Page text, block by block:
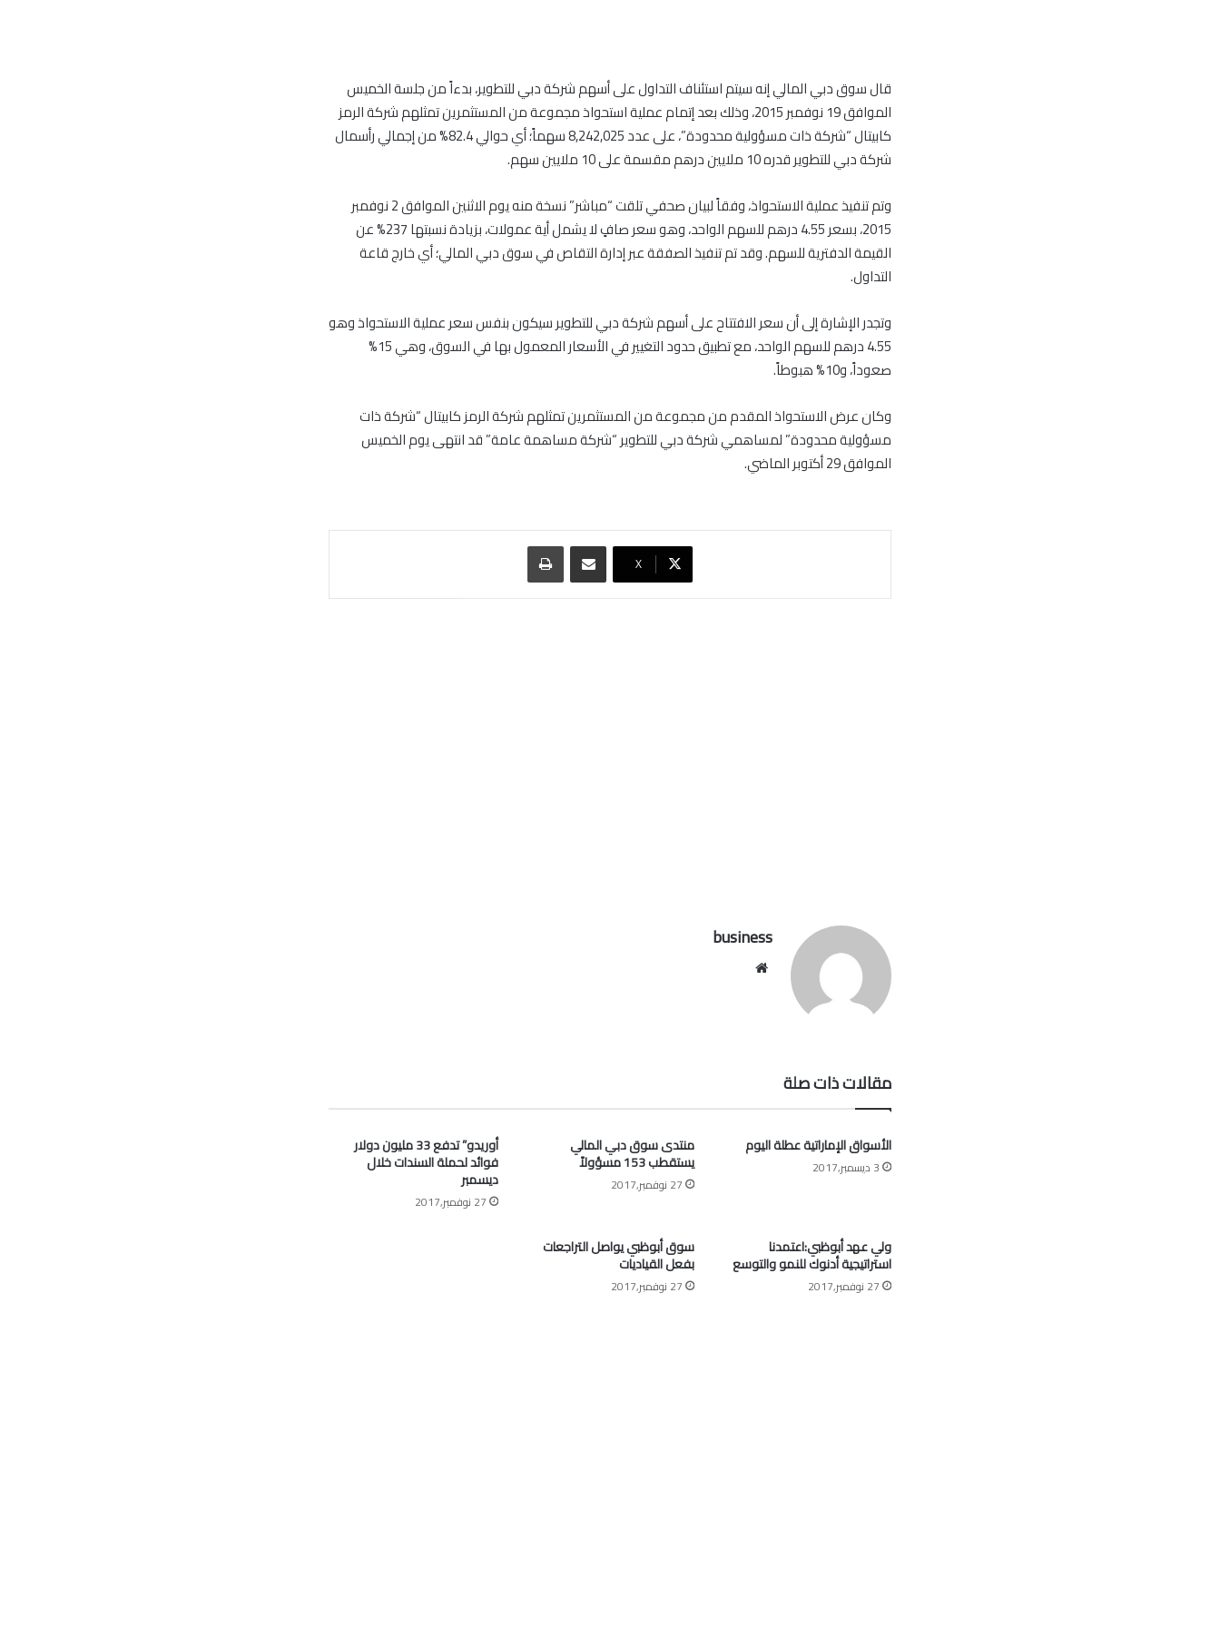
قال سوق دبي المالي إنه سيتم استئناف التداول على أسهم شركة دبي للتطوير، بدءاً من جلسة الخميس
الموافق 19 نوفمبر 2015، وذلك بعد إتمام عملية استحواذ مجموعة من المستثمرين تمثلهم شركة الرمز
كابيتال “شركة ذات مسؤولية محدودة”، على عدد 8,242,025 سهماً؛ أي حوالي 82.4% من إجمالي رأسمال
شركة دبي للتطوير قدره 10 ملايين درهم مقسمة على 10 ملايين سهم.
وتم تنفيذ عملية الاستحواذ، وفقاً لبيان صحفي تلقت “مباشر” نسخة منه يوم الاثنين الموافق 2 نوفمبر
2015، بسعر 4.55 درهم للسهم الواحد، وهو سعر صافٍ لا يشمل أية عمولات، بزيادة نسبتها 237% عن
القيمة الدفترية للسهم. وقد تم تنفيذ الصفقة عبر إدارة التقاص في سوق دبي المالي؛ أي خارج قاعة
التداول.
وتجدر الإشارة إلى أن سعر الافتتاح على أسهم شركة دبي للتطوير سيكون بنفس سعر عملية الاستحواذ وهو
4.55 درهم للسهم الواحد، مع تطبيق حدود التغيير في الأسعار المعمول بها في السوق، وهي 15%
صعوداً، و10% هبوطاً.
وكان عرض الاستحواذ المقدم من مجموعة من المستثمرين تمثلهم شركة الرمز كابيتال “شركة ذات
مسؤولية محدودة” لمساهمي شركة دبي للتطوير “شركة مساهمة عامة” قد انتهى يوم الخميس
الموافق 29 أكتوبر الماضي.
‫X
مشاركة عبر البريد طباعة
business
مقالات ذات صلة
الأسواق الإماراتية عطلة اليوم
3 ديسمبر,2017
منتدى سوق دبي المالي
يستقطب 153 مسؤولاً
27 نوفمبر,2017
أوريدو” تدفع 33 مليون دولار
فوائد لحملة السندات خلال
ديسمبر
27 نوفمبر,2017
ولي عهد أبوظبي:اعتمدنا
استراتيجية أدنوك للنمو والتوسع
27 نوفمبر,2017
سوق أبوظبي يواصل التراجعات
بفعل القياديات
27 نوفمبر,2017